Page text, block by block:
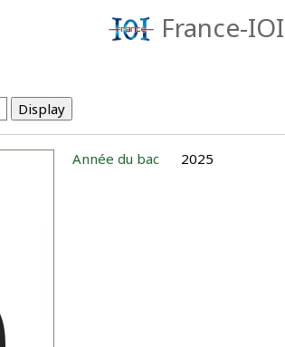
France-IOI
Année du bac 2025